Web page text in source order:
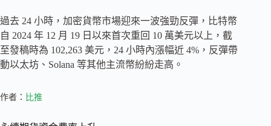
過去 24 小時，加密貨幣市場迎來一波強勁反彈，比特幣
自 2024 年 12 月 19 日以來首次重回 10 萬美元以上，截
至發稿時為 102,263 美元，24 小時內漲幅近 4%，反彈帶
動以太坊、Solana 等其他主流幣紛紛走高。
作者： 比推